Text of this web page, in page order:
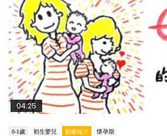
04:25
0-1歲 初生嬰兒 動畫短片 懷孕期